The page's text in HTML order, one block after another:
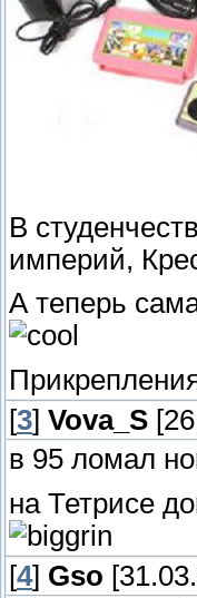
В
империй,
А теперь
[3] Vova_S
в 95 ломал
на Тетрисе
[4] Gso